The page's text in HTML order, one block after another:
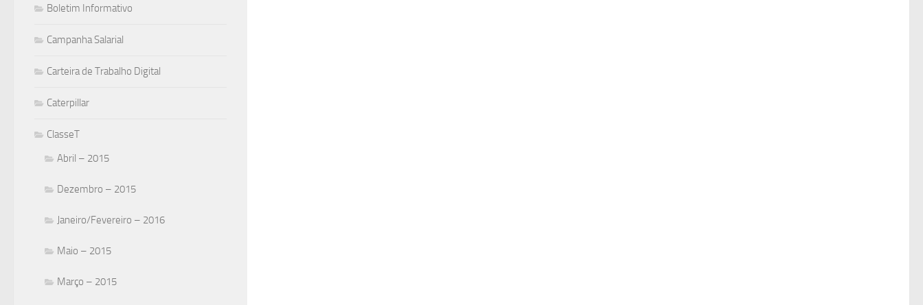
Boletim Informativo
Campanha Salarial
Carteira de Trabalho Digital
Caterpillar
ClasseT
Abril – 2015
Dezembro – 2015
Janeiro/Fevereiro – 2016
Maio – 2015
Março – 2015